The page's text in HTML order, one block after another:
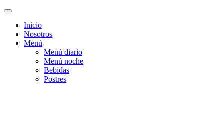
Inicio
Nosotros
Menú
Menú diario
Menú noche
Bebidas
Postres